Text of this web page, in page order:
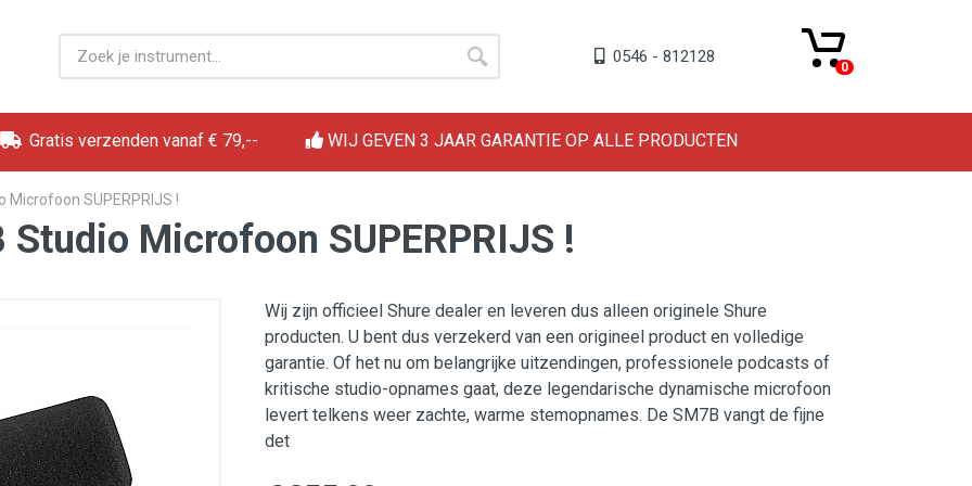
0546 - 812128
0
Gratis verzenden vanaf € 79,-- WIJ GEVEN 3 JAAR GARANTIE OP ALLE PRODUCTEN
Microfoon SUPERPRIJS !
Microfoon SUPERPRIJS !
Wij zijn officieel Shure dealer en leveren dus alleen originele Shure
producten. U bent dus verzekerd van een origineel product en volledige
garantie. Of het nu om belangrijke uitzendingen, professionele podcasts of
kritische studio-opnames gaat, deze legendarische dynamische microfoon
levert telkens weer zachte, warme stemopnames. De SM7B vangt de fijne
det